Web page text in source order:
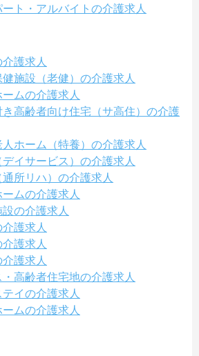
ト・アルバイトの介護求人
護求人
施設（老健）の介護求人
ムの介護求人
高齢者向け住宅（サ高住）の介護
ホーム（特養）の介護求人
イサービス）の介護求人
所リハ）の介護求人
ムの介護求人
の介護求人
護求人
護求人
護求人
高齢者住宅地の介護求人
イの介護求人
ムの介護求人